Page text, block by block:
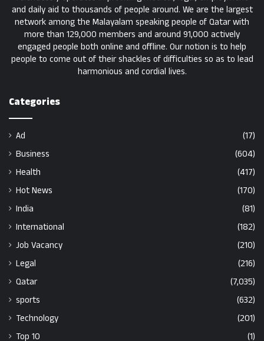
and daily aid to thousands of people around. We are the largest
network among the Malayalam speaking people of Qatar with
more than 129,000 members and around 91,000 actively
engaged people both online and offline. Our notion is to help
people to come out of their shackles of difficulties so as to lead
harmonious and cordial lives.
Categories
Ad
(17)
Business
(604)
Health
(417)
Hot News
(170)
India
(81)
International
(182)
Job Vacancy
(210)
Legal
(216)
Qatar
(7,035)
sports
(632)
Technology
(201)
Top 10
(1)